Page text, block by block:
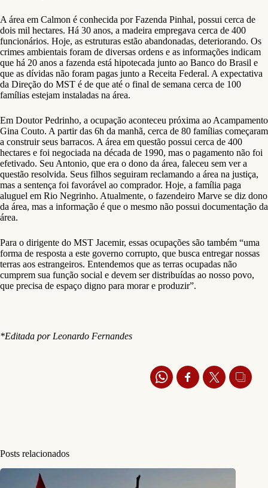
A área em Calmon é conhecida por Fazenda Pinhal, possui cerca de
dois mil hectares. Há 30 anos, a madeira empregava cerca de 400
funcionários. Hoje, as estruturas estão abandonadas, deteriorando. Os
crimes ambientais foram de diversas ordens e as informações indicam
que há 20 anos a fazenda está hipotecada junto ao Banco do Brasil e
que as dívidas não foram pagas junto a Receita Federal. A expectativa
da Direção do MST é de que até o final de semana cerca de 100
famílias estejam instaladas na área.
Em Doutor Pedrinho, a ocupação aconteceu próxima ao Acampamento
Gina Couto. A partir das 6h da manhã, cerca de 80 famílias começaram
a construir seus barracos. A área em questão possui cerca de 400
hectares e foi negociada na década de 1990, mas o pagamento não foi
efetivado. Seu Antonio, que era o dono da área, faleceu sem ver a
questão resolvida. Seus filhos seguiram reclamando a área na justiça,
mas a sentença foi favorável ao comprador. Hoje, a família paga
aluguel em Rio Negrinho. Atualmente, o fazendeiro Marve se diz dono
da área, mas a informação é que o mesmo não possui documentação da
área.
Para o dirigente do MST Jacemir, essas ocupações são também “uma
forma de resposta a este governo corrupto, que busca entregar nossas
terras aos estrangeiros. Entendemos que as terras ocupadas não
cumprem sua função social e devem ser distribuídas ao nosso povo,
que precisa de espaço digno para morar e produzir”.
*Editada por Leonardo Fernandes
Posts relacionados